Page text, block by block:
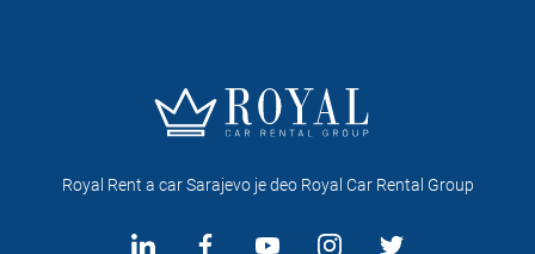
Royal Rent a car Sarajevo je deo Royal Car Rental Group